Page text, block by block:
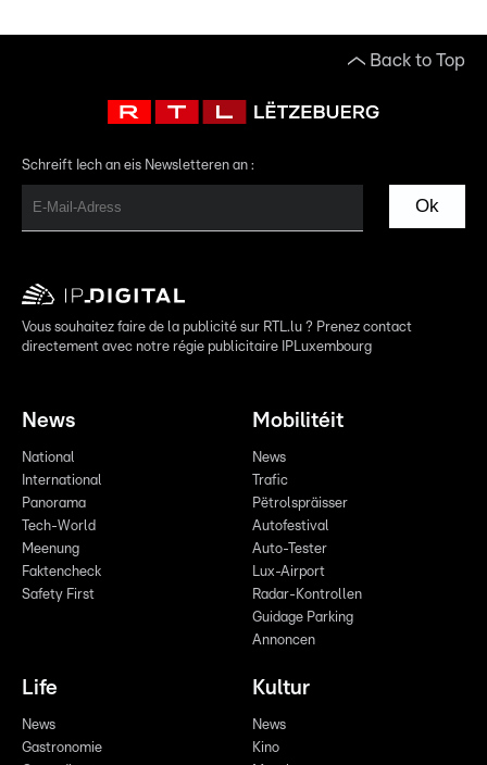
Back to Top
Schreift Iech an eis Newsletteren an :
Ok
Vous souhaitez faire de la publicité sur RTL.lu ? Prenez contact
directement avec notre régie publicitaire IPLuxembourg
News
National
International
Panorama
Tech-World
Meenung
Faktencheck
Safety First
Mobilitéit
News
Trafic
Pëtrolspräisser
Autofestival
Auto-Tester
Lux-Airport
Radar-Kontrollen
Guidage Parking
Annoncen
Life
News
Gastronomie
Kultur
News
Kino